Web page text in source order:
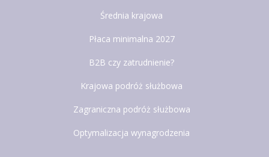
Średnia krajowa
Płaca minimalna 2027
B2B czy zatrudnienie?
Krajowa podróż służbowa
Zagraniczna podróż służbowa
Optymalizacja wynagrodzenia